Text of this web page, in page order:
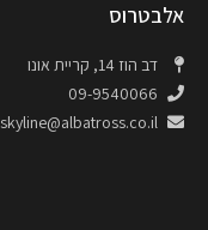
אלבטרוס
דב הוז 14, קריית אונו
09-9540066
skyline@albatross.co.il